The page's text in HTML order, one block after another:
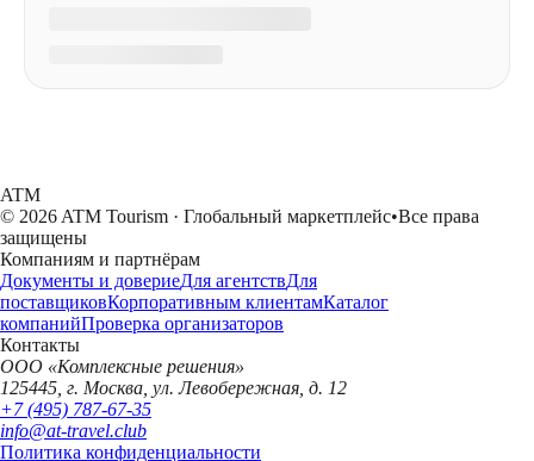
ATM
© 2026 ATM Tourism · Глобальный маркетплейс•Все права
защищены
Компаниям и партнёрам
Документы и довериеДля агентствДля
поставщиковКорпоративным клиентамКаталог
компанийПроверка организаторов
Контакты
ООО «Комплексные решения»
125445, г. Москва, ул. Левобережная, д. 12
+7 (495) 787-67-35
info@at-travel.club
Политика конфиденциальности